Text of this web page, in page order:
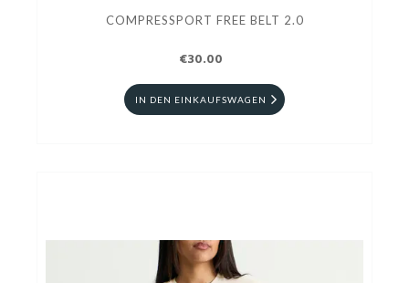
COMPRESSPORT FREE BELT 2.0
€30.00
IN DEN EINKAUFSWAGEN